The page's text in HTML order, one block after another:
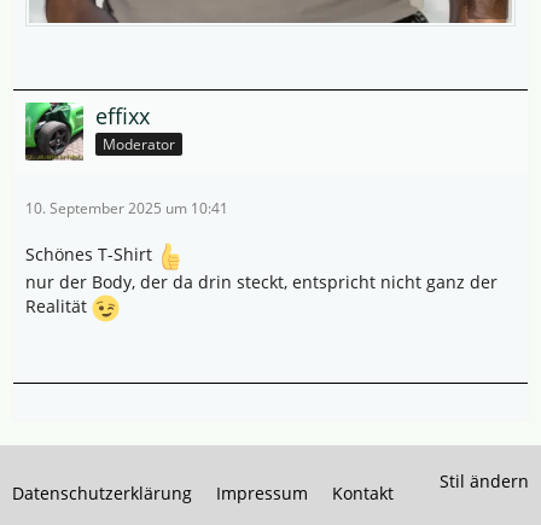
effixx
Moderator
10. September 2025 um 10:41
Schönes T-Shirt
nur der Body, der da drin steckt, entspricht nicht ganz der
Realität
Stil ändern
Datenschutzerklärung Impressum Kontakt